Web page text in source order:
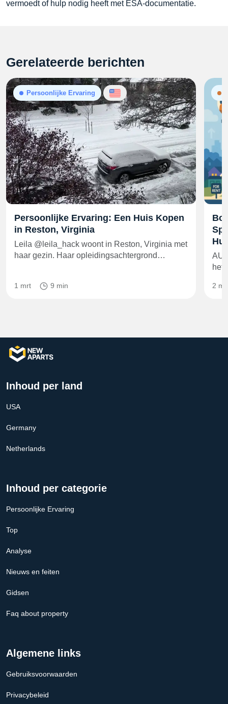
vermoedt of hulp nodig heeft met ESA-documentatie.
Gerelateerde berichten
Persoonlijke Ervaring
Persoonlijke Ervaring: Een Huis Kopen
in Reston, Virginia
Leila @leila_hack woont in Reston, Virginia met
haar gezin. Haar opleidingsachtergrond…
1 mrt 9 min
het
2
Inhoud per land
USA
Germany
Netherlands
Inhoud per categorie
Persoonlijke Ervaring
Top
Analyse
Nieuws en feiten
Gidsen
Faq about property
Algemene links
Gebruiksvoorwaarden
Privacybeleid